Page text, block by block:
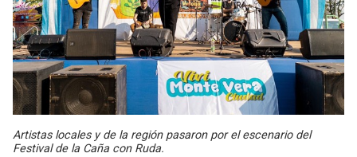
Artistas locales y de la región pasaron por el escenario del
Festival de la Caña con Ruda.